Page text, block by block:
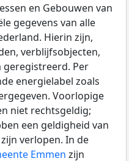
en Gebouwen van
gegevens van alle
Hierin zijn,
verblijfsobjecten,
geregistreerd. Per
energielabel zoals
Voorlopige
niet rechtsgeldig;
een geldigheid van
verlopen. In de
Emmen zijn